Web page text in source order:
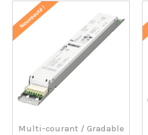
Multi-courant / Gradable